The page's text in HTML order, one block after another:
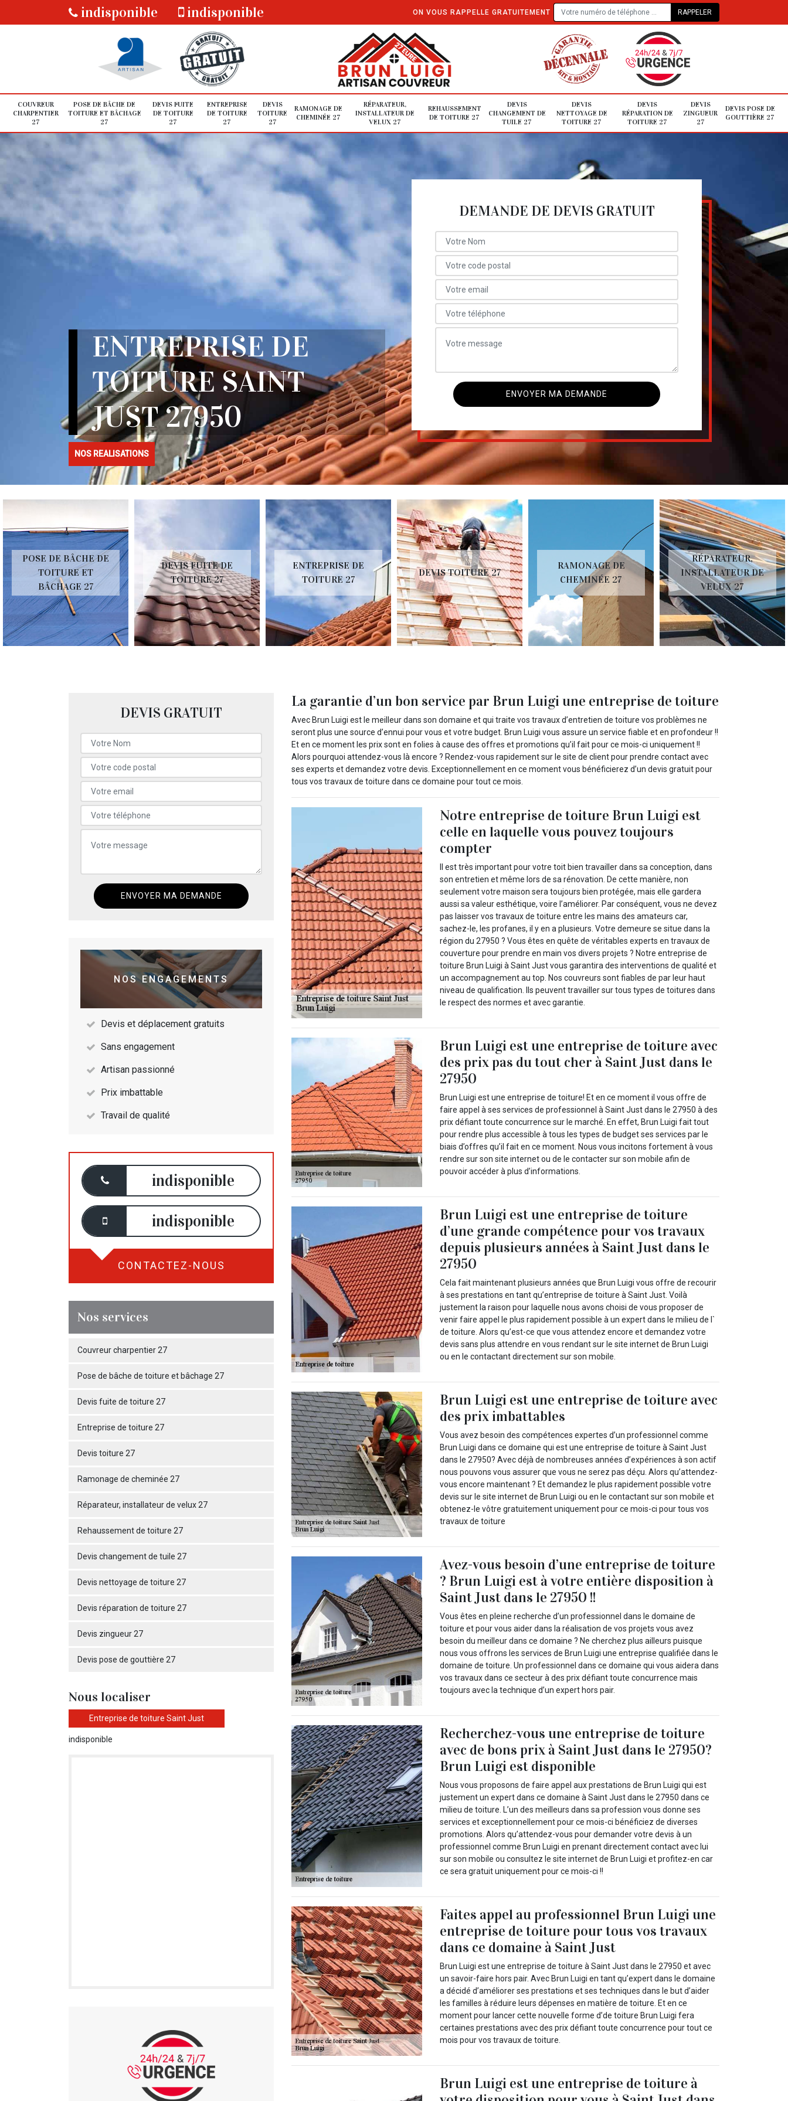
indisponible indisponible ON VOUS RAPPELLE GRATUITEMENT
COUVREUR
CHARPENTIER
27
POSE DE BÂCHE DE
TOITURE ET BÂCHAGE
27
DEVIS FUITE
DE TOITURE
27
ENTREPRISE
DE TOITURE
27
DEVIS
TOITURE
27
RAMONAGE DE
CHEMINÉE 27
RÉPARATEUR,
INSTALLATEUR DE
VELUX 27
REHAUSSEMENT
DE TOITURE 27
DEVIS
CHANGEMENT DE
TUILE 27
DEVIS
NETTOYAGE DE
TOITURE 27
DEVIS
RÉPARATION DE
TOITURE 27
DEVIS
ZINGUEUR
27
DEVIS POSE DE
GOUTTIÈRE 27
ENTREPRISE DE
TOITURE SAINT
JUST 27950
NOS REALISATIONS
DEMANDE DE DEVIS GRATUIT
POSE DE BÂCHE DE
TOITURE ET
BÂCHAGE 27
DEVIS FUITE DE
TOITURE 27
ENTREPRISE DE
TOITURE 27
DEVIS TOITURE 27
RAMONAGE DE
CHEMINÉE 27
RÉPARATEUR,
INSTALLATEUR DE
VELUX 27
DEVIS GRATUIT
NOS ENGAGEMENTS
Devis et déplacement gratuits
Sans engagement
Artisan passionné
Prix imbattable
Travail de qualité
indisponible
indisponible
CONTACTEZ-NOUS
Nos services
Couvreur charpentier 27
Pose de bâche de toiture et bâchage 27
Devis fuite de toiture 27
Entreprise de toiture 27
Devis toiture 27
Ramonage de cheminée 27
Réparateur, installateur de velux 27
Rehaussement de toiture 27
Devis changement de tuile 27
Devis nettoyage de toiture 27
Devis réparation de toiture 27
Devis zingueur 27
Devis pose de gouttière 27
Nous localiser
Entreprise de toiture Saint Just
indisponible
La garantie d’un bon service par Brun Luigi une entreprise de toiture
Avec Brun Luigi est le meilleur dans son domaine et qui traite vos travaux d’entretien de toiture vos problèmes ne
seront plus une source d’ennui pour vous et votre budget. Brun Luigi vous assure un service fiable et en profondeur !!
Et en ce moment les prix sont en folies à cause des offres et promotions qu’il fait pour ce mois-ci uniquement !!
Alors pourquoi attendez-vous là encore ? Rendez-vous rapidement sur le site de client pour prendre contact avec
ses experts et demandez votre devis. Exceptionnellement en ce moment vous bénéficierez d’un devis gratuit pour
tous vos travaux de toiture dans ce domaine pour tout ce mois.
Notre entreprise de toiture Brun Luigi est
celle en laquelle vous pouvez toujours
compter
Il est très important pour votre toit bien travailler dans sa conception, dans
son entretien et même lors de sa rénovation. De cette manière, non
seulement votre maison sera toujours bien protégée, mais elle gardera
aussi sa valeur esthétique, voire l’améliorer. Par conséquent, vous ne devez
pas laisser vos travaux de toiture entre les mains des amateurs car,
sachez-le, les profanes, il y en a plusieurs. Votre demeure se situe dans la
région du 27950 ? Vous êtes en quête de véritables experts en travaux de
couverture pour prendre en main vos divers projets ? Notre entreprise de
toiture Brun Luigi à Saint Just vous garantira des interventions de qualité et
un accompagnement au top. Nos couvreurs sont fiables de par leur haut
niveau de qualification. Ils peuvent travailler sur tous types de toitures dans
le respect des normes et avec garantie.
Brun Luigi est une entreprise de toiture avec
des prix pas du tout cher à Saint Just dans le
27950
Brun Luigi est une entreprise de toiture! Et en ce moment il vous offre de
faire appel à ses services de professionnel à Saint Just dans le 27950 à des
prix défiant toute concurrence sur le marché. En effet, Brun Luigi fait tout
pour rendre plus accessible à tous les types de budget ses services par le
biais d’offres qu’il fait en ce moment. Nous vous incitons fortement à vous
rendre sur son site internet ou de le contacter sur son mobile afin de
pouvoir accéder à plus d’informations.
Brun Luigi est une entreprise de toiture
d’une grande compétence pour vos travaux
depuis plusieurs années à Saint Just dans le
27950
Cela fait maintenant plusieurs années que Brun Luigi vous offre de recourir
à ses prestations en tant qu’entreprise de toiture à Saint Just. Voilà
justement la raison pour laquelle nous avons choisi de vous proposer de
venir faire appel le plus rapidement possible à un expert dans le milieu de l`
de toiture. Alors qu’est-ce que vous attendez encore et demandez votre
devis sans plus attendre en vous rendant sur le site internet de Brun Luigi
ou en le contactant directement sur son mobile.
Brun Luigi est une entreprise de toiture avec
des prix imbattables
Vous avez besoin des compétences expertes d’un professionnel comme
Brun Luigi dans ce domaine qui est une entreprise de toiture à Saint Just
dans le 27950? Avec déjà de nombreuses années d’expériences à son actif
nous pouvons vous assurer que vous ne serez pas déçu. Alors qu’attendez-
vous encore maintenant ? Et demandez le plus rapidement possible votre
devis sur le site internet de Brun Luigi ou en le contactant sur son mobile et
obtenez-le vôtre gratuitement uniquement pour ce mois-ci pour tous vos
travaux de toiture
Avez-vous besoin d’une entreprise de toiture
? Brun Luigi est à votre entière disposition à
Saint Just dans le 27950 !!
Vous êtes en pleine recherche d’un professionnel dans le domaine de
toiture et pour vous aider dans la réalisation de vos projets vous avez
besoin du meilleur dans ce domaine ? Ne cherchez plus ailleurs puisque
nous vous offrons les services de Brun Luigi une entreprise qualifiée dans le
domaine de toiture. Un professionnel dans ce domaine qui vous aidera dans
vos travaux dans ce secteur à des prix défiant toute concurrence mais
toujours avec la technique d’un expert hors pair.
Recherchez-vous une entreprise de toiture
avec de bons prix à Saint Just dans le 27950?
Brun Luigi est disponible
Nous vous proposons de faire appel aux prestations de Brun Luigi qui est
justement un expert dans ce domaine à Saint Just dans le 27950 dans ce
milieu de toiture. L’un des meilleurs dans sa profession vous donne ses
services et exceptionnellement pour ce mois-ci bénéficiez de diverses
promotions. Alors qu’attendez-vous pour demander votre devis à un
professionnel comme Brun Luigi en prenant directement contact avec lui
sur son mobile ou consultez le site internet de Brun Luigi et profitez-en car
ce sera gratuit uniquement pour ce mois-ci !!
Faites appel au professionnel Brun Luigi une
entreprise de toiture pour tous vos travaux
dans ce domaine à Saint Just
Brun Luigi est une entreprise de toiture à Saint Just dans le 27950 et avec
un savoir-faire hors pair. Avec Brun Luigi en tant qu’expert dans le domaine
a décidé d’améliorer ses prestations et ses techniques dans le but d’aider
les familles à réduire leurs dépenses en matière de toiture. Et en ce
moment pour lancer cette nouvelle forme d’de toiture Brun Luigi fera
certaines prestations avec des prix défiant toute concurrence pour tout ce
mois pour vos travaux de toiture.
Brun Luigi est une entreprise de toiture à